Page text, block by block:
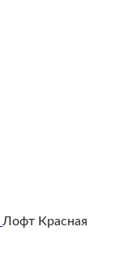
Лофт Красная